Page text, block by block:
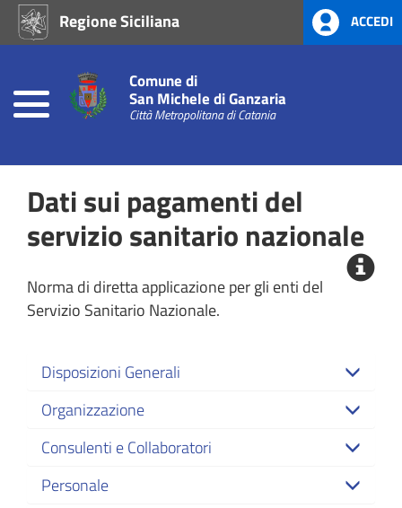
Regione Siciliana ACCEDI
Comune di
San Michele di Ganzaria
Città Metropolitana di Catania
Home
di
Concessione
Atti
(L.R.
Siciliana
22/08)
Prevenzione
alla
Corruzione
Consigli
Comunali
Consiliari
Dati sui pagamenti del
servizio sanitario nazionale
Norma di diretta applicazione per gli enti del
Servizio Sanitario Nazionale.
Disposizioni Generali
Organizzazione
Consulenti e Collaboratori
Personale